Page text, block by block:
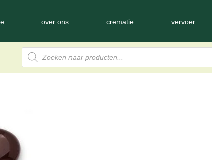
over ons crematie vervoer